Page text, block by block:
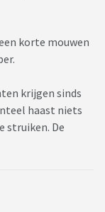
korte mouwen
krijgen sinds
haast niets
struiken. De